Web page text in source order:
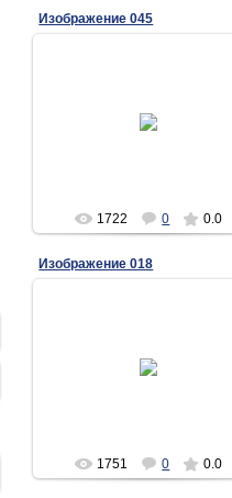
Изображение 045
1722 0 0.0
Изображение 018
1751 0 0.0